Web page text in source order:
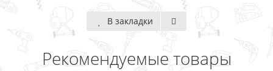
В закладки
Рекомендуемые товары